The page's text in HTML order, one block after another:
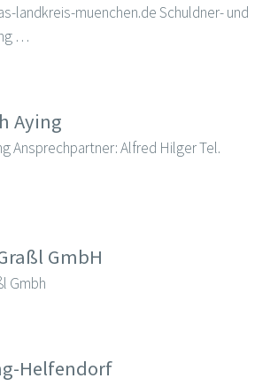
landkreis-muenchen.de Schuldner- und
…
Aying
Ansprechpartner: Alfred Hilger Tel.
GmbH
Gmbh
Helfendorf